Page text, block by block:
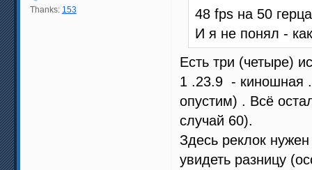
Thanks: 153
48 fps на 50
И я не понял -
Есть три (четыре)
1 .23.9 - киношная
опустим) . Всё
случай 60).
Здесь реклок
увидеть разницу